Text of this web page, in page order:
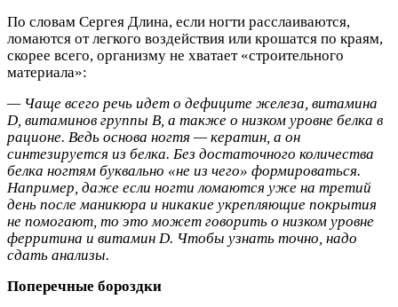
По словам Сергея Длина, если ногти расслаиваются,
ломаются от легкого воздействия или крошатся по краям,
скорее всего, организму не хватает «строительного
материала»:
— Чаще всего речь идет о дефиците железа, витамина
D, витаминов группы B, а также о низком уровне белка в
рационе. Ведь основа ногтя — кератин, а он
синтезируется из белка. Без достаточного количества
белка ногтям буквально «не из чего» формироваться.
Например, даже если ногти ломаются уже на третий
день после маникюра и никакие укрепляющие покрытия
не помогают, то это может говорить о низком уровне
ферритина и витамин D. Чтобы узнать точно, надо
сдать анализы.
Поперечные бороздки